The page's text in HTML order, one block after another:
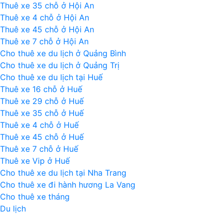
Thuê xe 35 chỗ ở Hội An
Thuê xe 4 chỗ ở Hội An
Thuê xe 45 chỗ ở Hội An
Thuê xe 7 chỗ ở Hội An
Cho thuê xe du lịch ở Quảng Bình
Cho thuê xe du lịch ở Quảng Trị
Cho thuê xe du lịch tại Huế
Thuê xe 16 chỗ ở Huế
Thuê xe 29 chỗ ở Huế
Thuê xe 35 chỗ ở Huế
Thuê xe 4 chỗ ở Huế
Thuê xe 45 chỗ ở Huế
Thuê xe 7 chỗ ở Huế
Thuê xe Vip ở Huế
Cho thuê xe du lịch tại Nha Trang
Cho thuê xe đi hành hương La Vang
Cho thuê xe tháng
Du lịch